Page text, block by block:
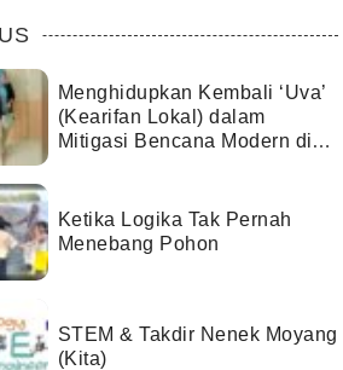
Menghidupkan Kembali ‘Uva’
(Kearifan Lokal) dalam
Mitigasi Bencana Modern di
Ketika Logika Tak Pernah
Menebang Pohon
STEM & Takdir Nenek Moyang
(Kita)